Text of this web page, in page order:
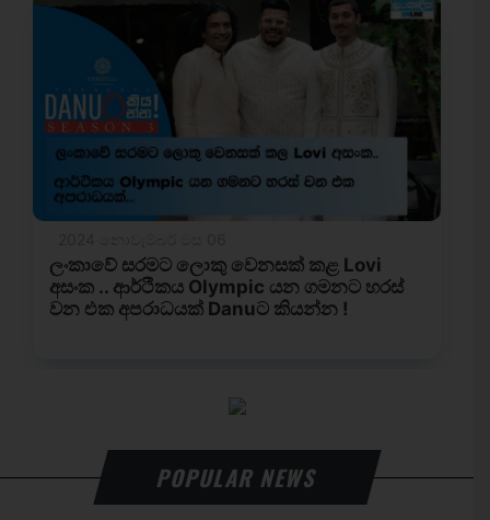
POPULAR NEWS